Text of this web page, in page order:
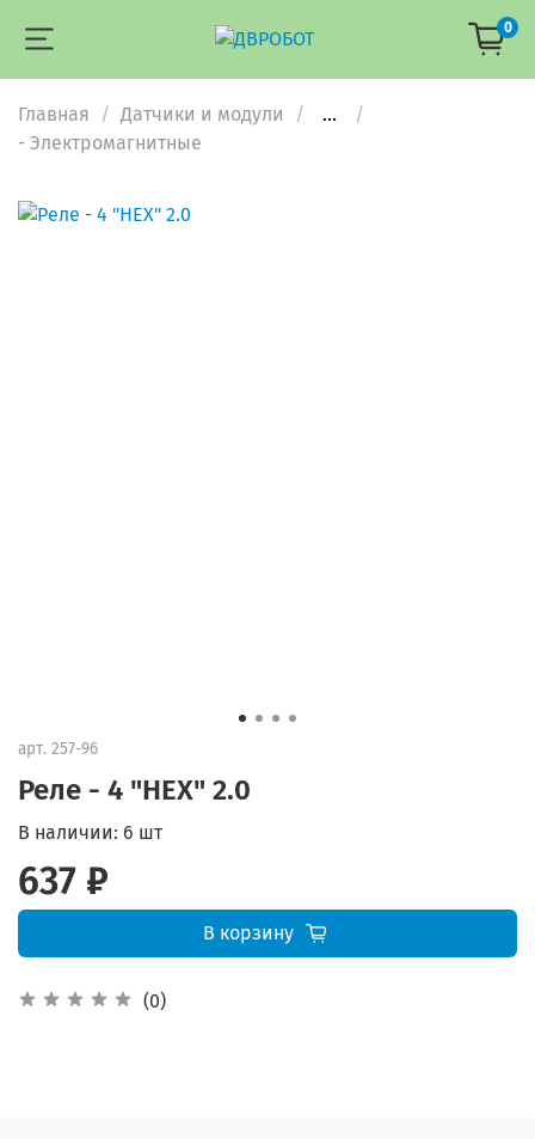
0
Главная Датчики и модули
...
- Электромагнитные
арт. 257-96
Реле - 4 "HEX" 2.0
(0)
В наличии: 6 шт
637 ₽
В корзину